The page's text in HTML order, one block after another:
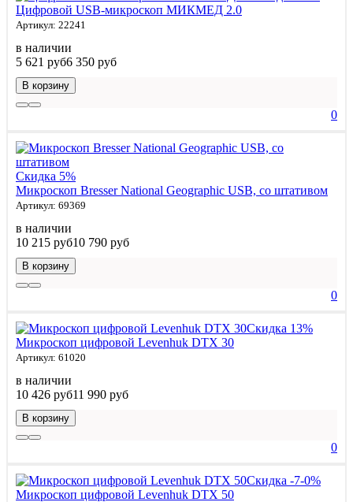
Цифровой USB-микроскоп МИКМЕД 2.0
Артикул: 22241
в наличии
5 621 руб6 350 руб
В корзину
0
Скидка 5%
Микроскоп Bresser National Geographic USB, со штативом
Артикул: 69369
в наличии
10 215 руб10 790 руб
В корзину
0
Скидка 13%
Микроскоп цифровой Levenhuk DTX 30
Артикул: 61020
в наличии
10 426 руб11 990 руб
В корзину
0
Скидка -7-0%
Микроскоп цифровой Levenhuk DTX 50